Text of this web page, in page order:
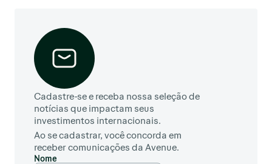
Cadastre-se e receba nossa seleção de
notícias que impactam seus
investimentos internacionais.
Ao se cadastrar, você concorda em
receber comunicações da Avenue.
Nome